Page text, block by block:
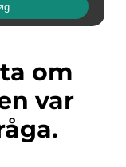
var